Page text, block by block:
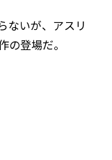
ないが、アスリ
登場だ。